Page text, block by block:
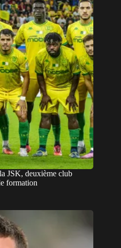
JSK, deuxième club
formation